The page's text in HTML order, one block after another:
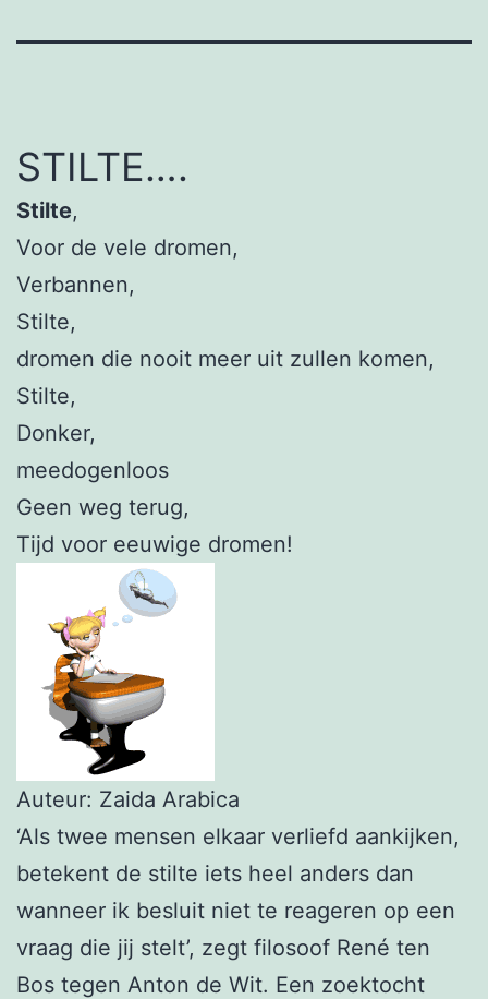
STILTE….
Stilte,
Voor de vele dromen,
Verbannen,
Stilte,
dromen die nooit meer uit zullen komen,
Stilte,
Donker,
meedogenloos
Geen weg terug,
Tijd voor eeuwige dromen!
Auteur: Zaida Arabica
‘Als twee mensen elkaar verliefd aankijken,
betekent de stilte iets heel anders dan
wanneer ik besluit niet te reageren op een
vraag die jij stelt’, zegt filosoof René ten
Bos tegen Anton de Wit. Een zoektocht